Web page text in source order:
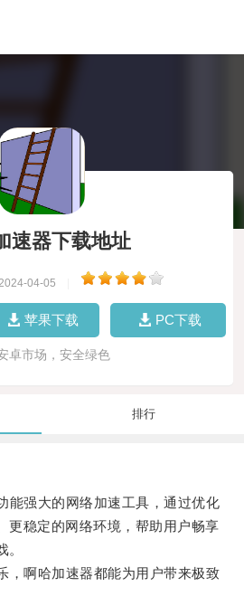
速器下载地址
04-05
苹果下载 PC下载
卓市场，安全绿色
排行
强大的网络加速工具，通过优化
更稳定的网络环境，帮助用户畅享
啊哈加速器都能为用户带来极致